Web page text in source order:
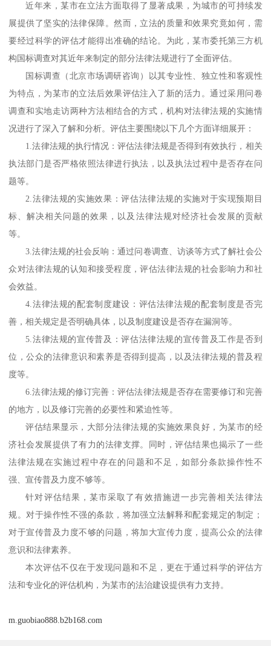
近年来，某市在立法方面取得了显著成果，为城市的可持续发
展提供了坚实的法律保障。然而，立法的质量和效果究竟如何，需
要经过科学的评估才能得出准确的结论。为此，某市委托第三方机
构国标调查对其近年来制定的部分法律法规进行了全面评估。
国标调查 （北京市场调研咨询）
以其专业性、独立性和客观性
为特点，为某市的立法后效果评估注入了新的活力。通过采用问卷
调查和实地走访两种方法相结合的方式，机构对法律法规的实施情
况进行了深入了解和分析。评估主要围绕以下几个方面详细展开：
1.法律法规的执行情况：评估法律法规是否得到有效执行，相关
执法部门是否严格依照法律进行执法，以及执法过程中是否存在问
题等。
2.法律法规的实施效果：评估法律法规的实施对于实现预期目
标、解决相关问题的效果，以及法律法规对经济社会发展的贡献
等。
3.法律法规的社会反响：通过问卷调查、访谈等方式了解社会公
众对法律法规的认知和接受程度，评估法律法规的社会影响力和社
会效益。
4.法律法规的配套制度建设：评估法律法规的配套制度是否完
善，相关规定是否明确具体，以及制度建设是否存在漏洞等。
5.法律法规的宣传普及：评估法律法规的宣传普及工作是否到
位，公众的法律意识和素养是否得到提高，以及法律法规的普及程
度等。
6.法律法规的修订完善：评估法律法规是否存在需要修订和完善
的地方，以及修订完善的必要性和紧迫性等。
评估结果显示，大部分法律法规的实施效果良好，为某市的经
济社会发展提供了有力的法律支撑。同时，评估结果也揭示了一些
法律法规在实施过程中存在的问题和不足，如部分条款操作性不
强、宣传普及力度不够等。
针对评估结果，某市采取了有效措施进一步完善相关法律法
规。对于操作性不强的条款，将加强立法解释和配套规定的制定；
对于宣传普及力度不够的问题，将加大宣传力度，提高公众的法律
意识和法律素养。
本次评估不仅在于发现问题和不足，更在于通过科学的评估方
法和专业化的评估机构，为某市的法治建设提供有力支持。
m.guobiao888.b2b168.com